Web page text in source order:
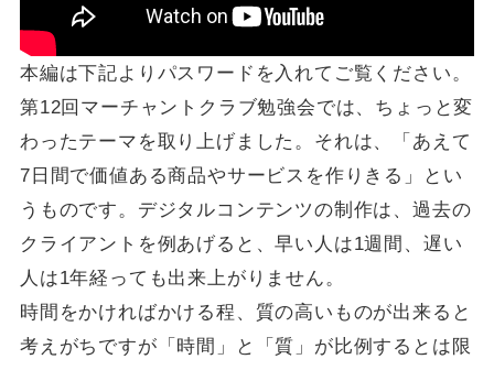
本編は下記よりパスワードを入れてご覧ください。
第12回マーチャントクラブ勉強会では、ちょっと変
わったテーマを取り上げました。それは、「あえて
7日間で価値ある商品やサービスを作りきる」とい
うものです。デジタルコンテンツの制作は、過去の
クライアントを例あげると、早い人は1週間、遅い
人は1年経っても出来上がりません。
時間をかければかける程、質の高いものが出来ると
考えがちですが「時間」と「質」が比例するとは限